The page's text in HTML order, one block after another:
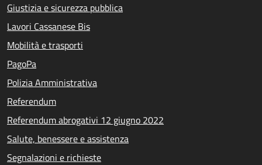
Giustizia e sicurezza pubblica
Lavori Cassanese Bis
Mobilità e trasporti
PagoPa
Polizia Amministrativa
Referendum
Referendum abrogativi 12 giugno 2022
Salute, benessere e assistenza
Segnalazioni e richieste